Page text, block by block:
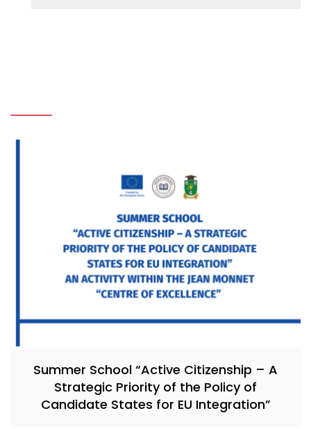
Summer School “Active Citizenship – A
Strategic Priority of the Policy of
Candidate States for EU Integration”